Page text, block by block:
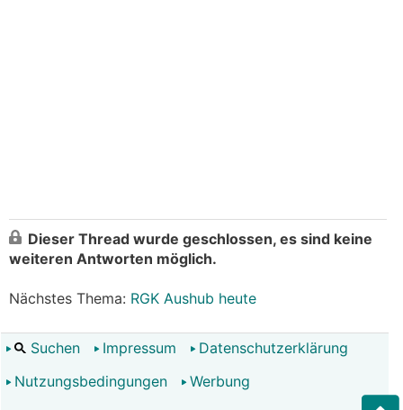
Dieser Thread wurde geschlossen, es sind keine
weiteren Antworten möglich.
Nächstes Thema: RGK Aushub heute
Suchen Impressum
Datenschutzerklärung
Nutzungsbedingungen
Werbung